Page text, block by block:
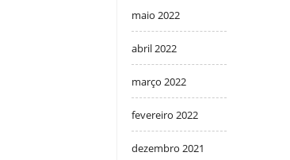
maio 2022
abril 2022
março 2022
fevereiro 2022
dezembro 2021